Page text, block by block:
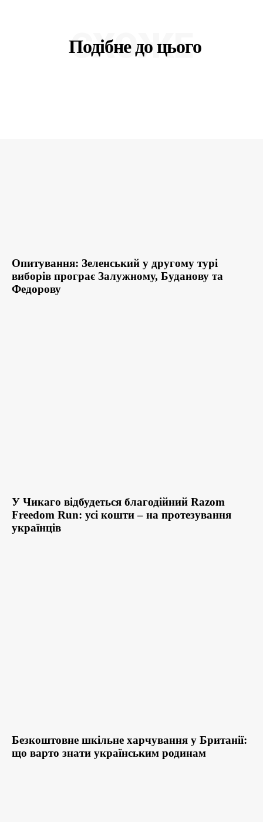
Подібне до цього
СХОЖЕ
Опитування: Зеленський у другому турі
виборів програє Залужному, Буданову та
Федорову
У Чикаго відбудеться благодійний Razom
Freedom Run: усі кошти – на протезування
українців
Безкоштовне шкільне харчування у Британії:
що варто знати українським родинам